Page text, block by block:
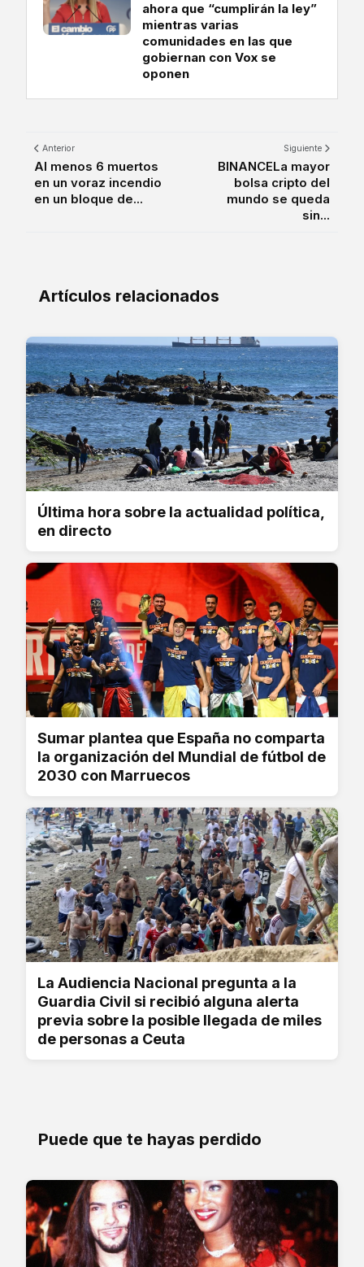
ahora que “cumplirán la ley”
mientras varias
comunidades en las que
gobiernan con Vox se
oponen
Anterior
Al menos 6 muertos
en un voraz incendio
en un bloque de...
Siguiente
BINANCELa mayor
bolsa cripto del
mundo se queda
sin...
Artículos relacionados
Última hora sobre la actualidad política,
en directo
Sumar plantea que España no comparta
la organización del Mundial de fútbol de
2030 con Marruecos
La Audiencia Nacional pregunta a la
Guardia Civil si recibió alguna alerta
previa sobre la posible llegada de miles
de personas a Ceuta
Puede que te hayas perdido